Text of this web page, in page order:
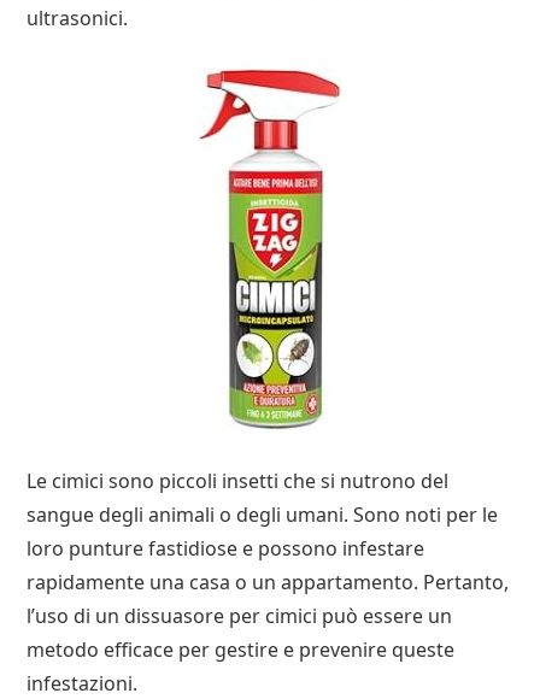
ultrasonici.
Le cimici sono piccoli insetti che si nutrono del
sangue degli animali o degli umani. Sono noti per le
loro punture fastidiose e possono infestare
rapidamente una casa o un appartamento. Pertanto,
l’uso di un dissuasore per cimici può essere un
metodo efficace per gestire e prevenire queste
infestazioni.